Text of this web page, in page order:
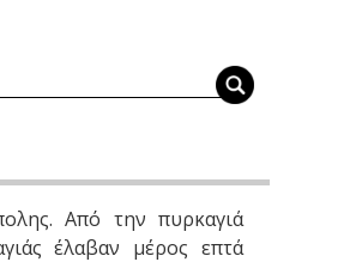
Από την πυρκαγιά
έλαβαν μέρος επτά